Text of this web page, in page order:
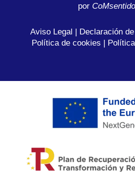
porC
Aviso Legal | Declaración
Política de cookies |